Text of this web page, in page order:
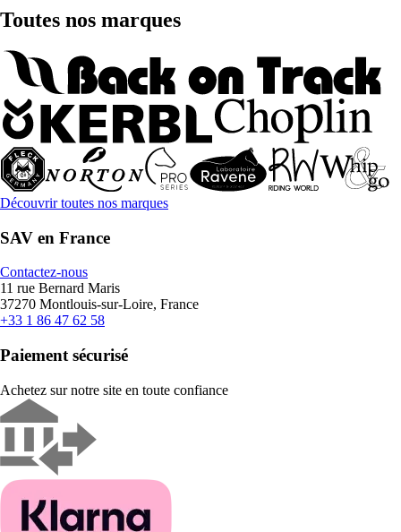
Toutes nos marques
Découvrir toutes nos marques
SAV en France
Contactez-nous
11 rue Bernard Maris
37270 Montlouis-sur-Loire, France
+33 1 86 47 62 58
Paiement sécurisé
Achetez sur notre site en toute confiance